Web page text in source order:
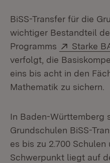
BiSS-Transfer für die
wichtiger Bestandteil
Programms
Extern:
Starke
verfolgt, die
eins bis acht in den
Mathematik zu sichern.
In Baden-Württemberg
Grundschulen BiSS-
es bis zu 2.700 Schulen
Schwerpunkt liegt auf